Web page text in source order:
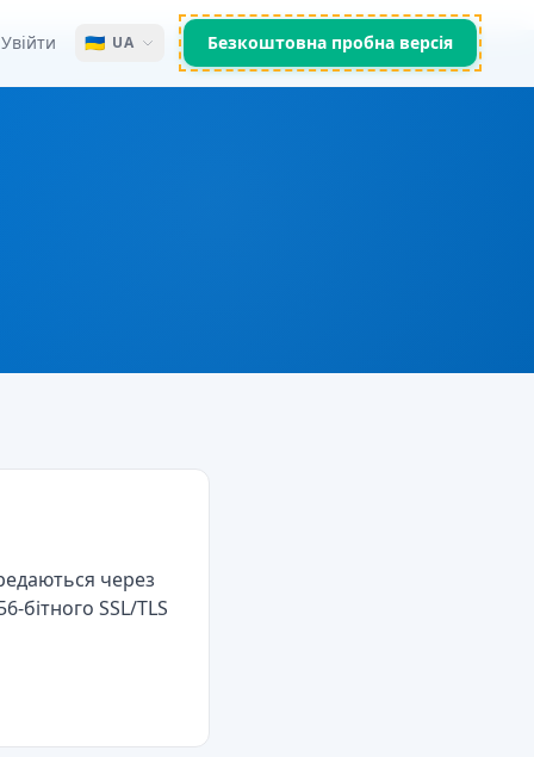
Увійти 🇺🇦 UA Безкоштовна пробна версія
через
бітного SSL/TLS